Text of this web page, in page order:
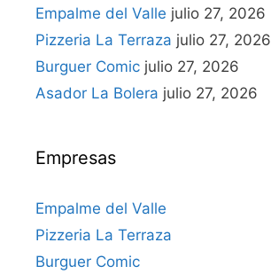
Empalme del Valle julio 27, 2026
Pizzeria La Terraza julio 27, 2026
Burguer Comic julio 27, 2026
Asador La Bolera julio 27, 2026
Empresas
Empalme del Valle
Pizzeria La Terraza
Burguer Comic